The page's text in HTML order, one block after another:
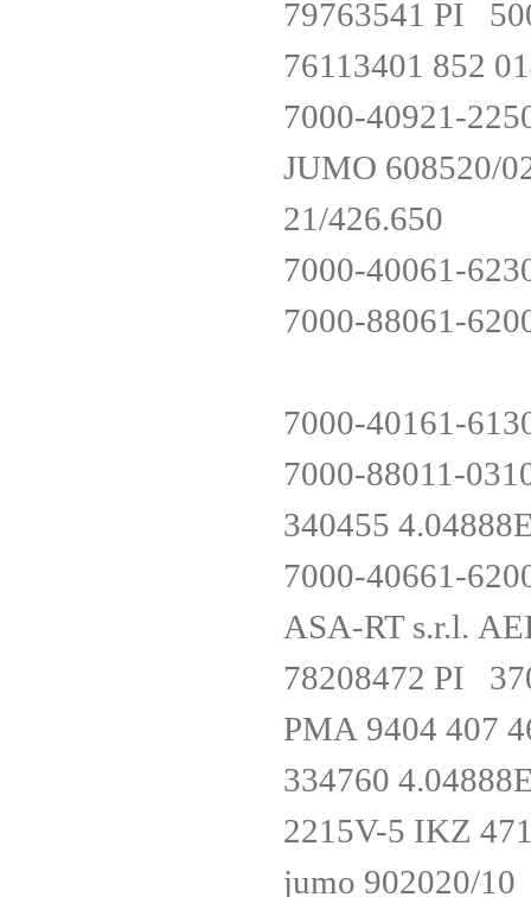
79763541 PI
76113401 852
7000-40921-
JUMO 608520/
21/426.650
7000-40061-
7000-88061-
7000-40161-
7000-88011-
340455
7000-40661-
ASA-RT s.r.l.
78208472 PI
PMA 9404 407
334760
2215V-5
jumo 902020/10